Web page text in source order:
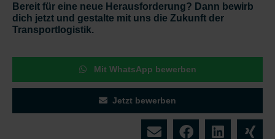
Bereit für eine neue Herausforderung? Dann bewirb
dich jetzt und gestalte mit uns die Zukunft der
Transportlogistik.
Mit WhatsApp bewerben
Jetzt bewerben